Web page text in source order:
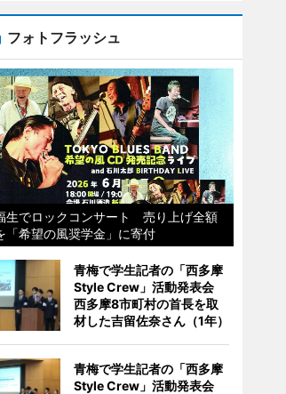
フォトフラッシュ
生でロックコンサート 売り上げ全額
「希望の風奨学金」に寄付
青梅で学生記者の「西多摩
Style Crew」活動発表会
西多摩8市町村の首長を取
材した吉留佐奈さん（1年）
青梅で学生記者の「西多摩
Style Crew」活動発表会